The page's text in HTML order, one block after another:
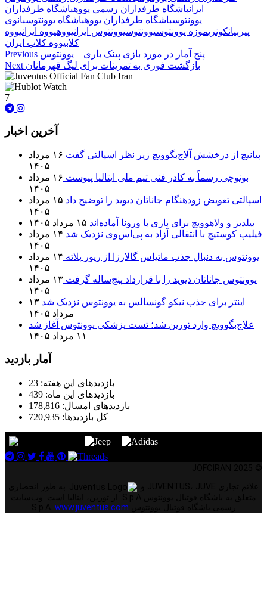
ایرانباشگاه طرفداران رسمی یووهباشگاه طرفداران
یوونتوسباشگاه طرفداران یووهباشگاه یوونتوسبانوی
پیر بیانکونریموزه یوونتوسیوونتوسیوونتوس ایرانیووهیووه ایرانیووه
کلابیووه کلاب ایران
Previous پنج آمار در مورد بازی پینک باری – یوونتوس
Next بازگشت فوری به تمرینات برای لیگ قهرمانان
7
آخرین اخبار
پیانیچ از درخشش آلاج‌بگوویچ زیر نظر اسپالتی گفت
۱۶ مرداد
۱۴۰۵
بونوچی رسماً به کادر فنی تیم ملی ایتالیا پیوست
۱۶ مرداد
۱۴۰۵
اسپالتی تعویض زودهنگام جاناتان دیوید را توضیح داد
۱۵ مرداد
۱۴۰۵
ییلدیز و ولاهوویچ برای بازی با ورونا آماده‌اند ۱۵ مرداد ۱۴۰۵
فیلیپ کوستیچ با انتقالی آزاد به پی‌اس‌وی نزدیک شد
۱۴ مرداد
۱۴۰۵
یوونتوس به دنبال جذب ماتیاس گالارزا از ریور پلاته
۱۴ مرداد
۱۴۰۵
یوونتوس جاناتان دیوید را با قرارداد پنج‌ساله گرفت
۱۳ مرداد
۱۴۰۵
اینتر برای جذب نیکو گونسالس به یوونتوس نزدیک شد ۱۳
مرداد ۱۴۰۵
علاج‌بگوویچ وارد تورین شد؛ تست پزشکی یوونتوس آغاز شد
۱۱ مرداد ۱۴۰۵
آمار بازدید
بازدیدهای این هفته: 23
بازدیدهای این ماه: 439
بازدیدهای امسال: 178,816
کل بازدیدها: 720,935
www.juventus.com